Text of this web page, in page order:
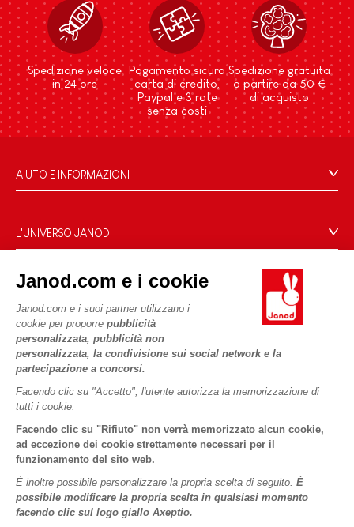
Janod.com e i cookie
Janod.com e i suoi partner utilizzano i
cookie per proporre pubblicità
personalizzata, pubblicità non
personalizzata, la condivisione sui social network e la
partecipazione a concorsi.
Facendo clic su "Accetto", l'utente autorizza la memorizzazione di
tutti i cookie.
Facendo clic su "Rifiuto" non verrà memorizzato alcun cookie,
ad eccezione dei cookie strettamente necessari per il
funzionamento del sito web.
È inoltre possibile personalizzare la propria scelta di seguito. È
possibile modificare la propria scelta in qualsiasi momento
facendo clic sul logo giallo Axeptio.
Spedizione veloce
in 24 ore
Pagamento sicuro
carta di credito,
Paypal e 3 rate
senza costi
Spedizione gratuita
a partire da 50 €
di acquisto
AIUTO E INFORMAZIONI
Domande Frequenti
Contatti
Negozi
Termini delle offerte
Dati personali
Cookies
Termini delle offerte
L'UNIVERSO JANOD
Le nostre attività
Impegni di RSI
Cos'è FSC®?
I NOSTRI SERVIZI
Pagamento
Acquista ora, paga dopo
Spedizione
Video
Regole di gioco e istruzioni
Pezzi staccati
Attività per bambini da scaricare
PROFESSIONALE
Contatti stampa
SEGUICI